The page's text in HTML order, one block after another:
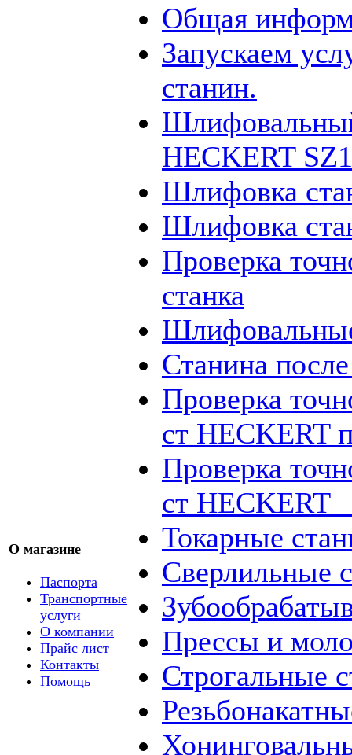
О магазине
Паспорта
Транспортные
услуги
О компании
Прайс лист
Контакты
Помощь
Общая
Запускаем
станин.
HECKERT
Шлифовка
Шлифовка
Проверка
станка
Станина
Проверка
ст HECKERT
Проверка
ст HECKERT
Токарные
Сверлильные
Прессы и
Строгальные